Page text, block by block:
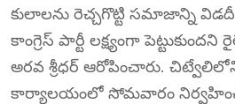
కులాలను రెచ్చగొట్టి సమాజాన్ని
కాంగ్రెస్ పార్టీ లక్ష్యంగా
అరవ శ్రీధర్ ఆరోపించారు.
కార్యాలయంలో సోమవారం